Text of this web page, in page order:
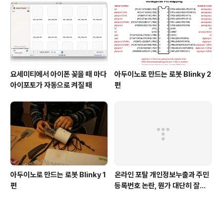
요세미티에서 아이폰 꽂을 때 마다
아이포토가 자동으로 켜질 때
아두이노로 만드는 로봇 Blinky 2
편
아두이노로 만드는 로봇 Blinky 1
편
온라인 포탈 개인정보누출과 주민
등록번호 논란, 뭔가 대단히 잘못